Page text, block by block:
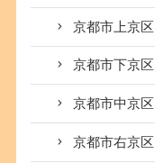
京都市上京区
京都市下京区
京都市中京区
京都市右京区